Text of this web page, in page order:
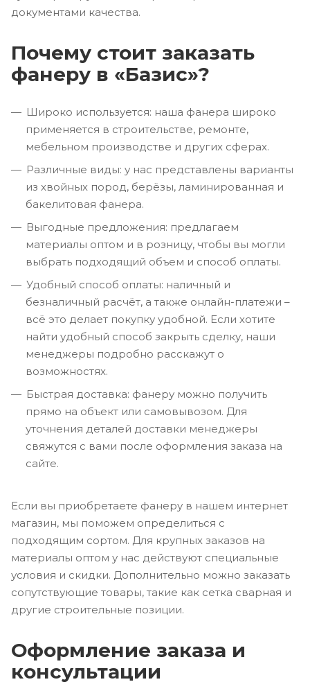
документами качества.
Почему стоит заказать
фанеру в «Базис»?
Широко используется: наша фанера широко
применяется в строительстве, ремонте,
мебельном производстве и других сферах.
Различные виды: у нас представлены варианты
из хвойных пород, берёзы, ламинированная и
бакелитовая фанера.
Выгодные предложения: предлагаем
материалы оптом и в розницу, чтобы вы могли
выбрать подходящий объем и способ оплаты.
Удобный способ оплаты: наличный и
безналичный расчёт, а также онлайн-платежи –
всё это делает покупку удобной. Если хотите
найти удобный способ закрыть сделку, наши
менеджеры подробно расскажут о
возможностях.
Быстрая доставка: фанеру можно получить
прямо на объект или самовывозом. Для
уточнения деталей доставки менеджеры
свяжутся с вами после оформления заказа на
сайте.
Если вы приобретаете фанеру в нашем интернет
магазин, мы поможем определиться с
подходящим сортом. Для крупных заказов на
материалы оптом у нас действуют специальные
условия и скидки. Дополнительно можно заказать
сопутствующие товары, такие как сетка сварная и
другие строительные позиции.
Оформление заказа и
консультации